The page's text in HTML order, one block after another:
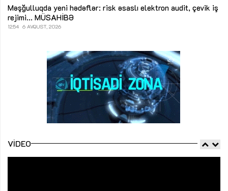
Məşğulluqda yeni hədəflər: risk əsaslı elektron audit, çevik iş
rejimi... MÜSAHİBƏ
12:54 6 AVQUST, 2026
VIDEO